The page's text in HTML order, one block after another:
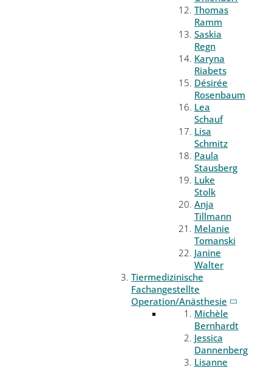
Thomas
Ramm
Saskia
Regn
Karyna
Riabets
Désirée
Rosenbaum
Lea
Schauf
Lisa
Schmitz
Paula
Stausberg
Luke
Stolk
Anja
Tillmann
Melanie
Tomanski
Janine
Walter
Tiermedizinische
Fachangestellte
Operation/Anästhesie
Michèle
Bernhardt
Jessica
Dannenberg
Lisanne